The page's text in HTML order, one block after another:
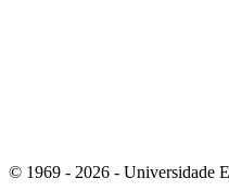
© 1969 - 2026 - Universidade